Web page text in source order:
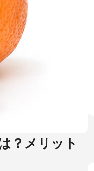
？メリット